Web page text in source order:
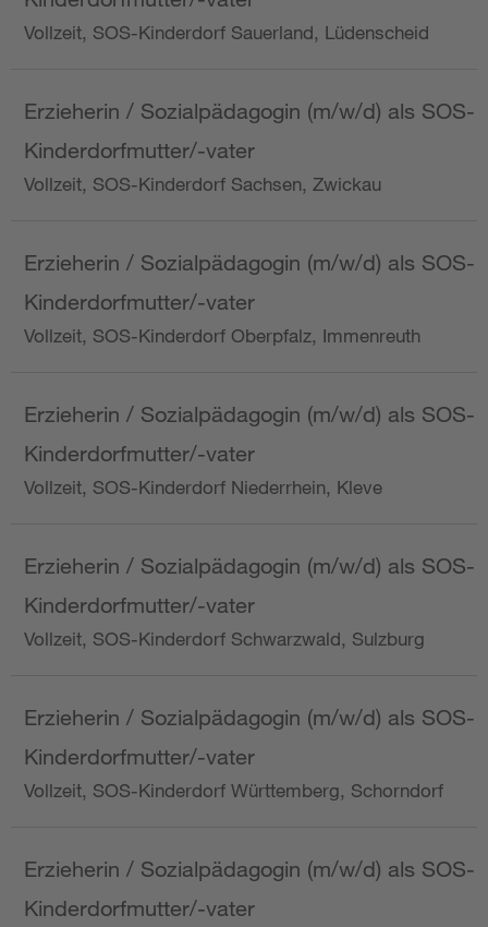
Vollzeit, SOS-Kinderdorf Sauerland, Lüdenscheid
Erzieherin / Sozialpädagogin (m/w/d) als SOS-
Kinderdorfmutter/-vater
Vollzeit, SOS-Kinderdorf Sachsen, Zwickau
Erzieherin / Sozialpädagogin (m/w/d) als SOS-
Kinderdorfmutter/-vater
Vollzeit, SOS-Kinderdorf Oberpfalz, Immenreuth
Erzieherin / Sozialpädagogin (m/w/d) als SOS-
Kinderdorfmutter/-vater
Vollzeit, SOS-Kinderdorf Niederrhein, Kleve
Erzieherin / Sozialpädagogin (m/w/d) als SOS-
Kinderdorfmutter/-vater
Vollzeit, SOS-Kinderdorf Schwarzwald, Sulzburg
Erzieherin / Sozialpädagogin (m/w/d) als SOS-
Kinderdorfmutter/-vater
Vollzeit, SOS-Kinderdorf Württemberg, Schorndorf
Erzieherin / Sozialpädagogin (m/w/d) als SOS-
Kinderdorfmutter/-vater